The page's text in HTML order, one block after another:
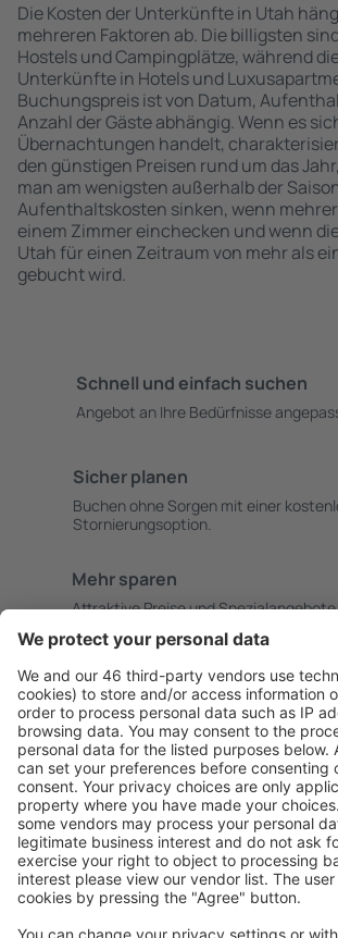
Die Kosten der Unterkünfte in Utah
mehreren Faktoren ab. Die billigsten
Hostels und Campingplätze, während
Unterkünfte in Hotels und
Buchungspreis ist von Datum,
Anzahl der Gäste abhängig. Wenn es
Übernachtungen handelt,
den günstigen Preisen rund um das
man am wenigsten außerhalb der
Aufenthaltskosten sinken, wenn
einem Zimmer einchecken und wenn
Utah für einen Zeitraum von mehr als
gebucht wird.
Schnell und einfach suchen
Angebot an Ihre Bedürfnisse
Sicher planen
Buchen ohne Sorgen mit einer
Stornierungsoption.
Mehr sparen
Attraktive Preise und
Unterkünfte, die Sie mögen
Wählen Sie aus über 1,3 Millionen
Hütten, Apartments und andere.
Meist gesuchte Unterkünfte von
Unterkünfte in USA - Beliebte Städte
Unterkunft in Sevierville Unterkunft in